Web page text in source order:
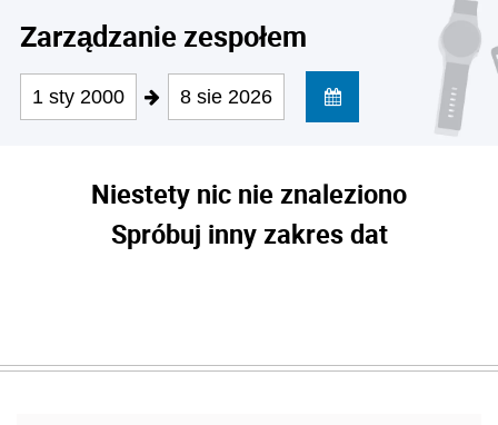
Zarządzanie zespołem
1 sty 2000 8 sie 2026
Niestety nic nie znaleziono
Spróbuj inny zakres dat